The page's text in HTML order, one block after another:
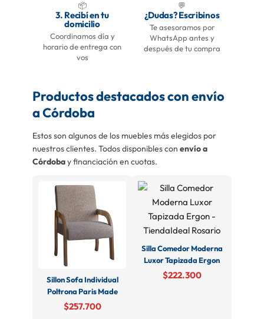
📦
3. Recibí en tu
domicilio
Coordinamos día y
horario de entrega con
vos
💬
¿Dudas? Escribinos
Te asesoramos por
WhatsApp antes y
después de tu compra
Productos destacados con envío
a Córdoba
Estos son algunos de los muebles más elegidos por
nuestros clientes. Todos disponibles con envío a
Córdobay financiación en cuotas.
Sillon Sofa Individual
Poltrona Paris Made
$257.700
Silla Comedor Moderna
Luxor Tapizada Ergon
$222.300